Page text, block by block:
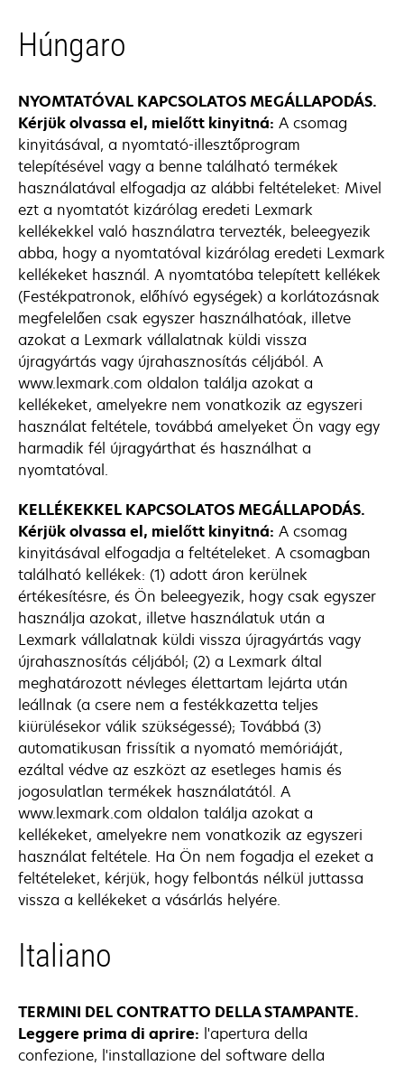
Húngaro
NYOMTATÓVAL KAPCSOLATOS MEGÁLLAPODÁS.
Kérjük olvassa el, mielőtt kinyitná: A csomag
kinyitásával, a nyomtató-illesztőprogram
telepítésével vagy a benne található termékek
használatával elfogadja az alábbi feltételeket: Mivel
ezt a nyomtatót kizárólag eredeti Lexmark
kellékekkel való használatra tervezték, beleegyezik
abba, hogy a nyomtatóval kizárólag eredeti Lexmark
kellékeket használ. A nyomtatóba telepített kellékek
(Festékpatronok, előhívó egységek) a korlátozásnak
megfelelően csak egyszer használhatóak, illetve
azokat a Lexmark vállalatnak küldi vissza
újragyártás vagy újrahasznosítás céljából. A
www.lexmark.com oldalon találja azokat a
kellékeket, amelyekre nem vonatkozik az egyszeri
használat feltétele, továbbá amelyeket Ön vagy egy
harmadik fél újragyárthat és használhat a
nyomtatóval.
KELLÉKEKKEL KAPCSOLATOS MEGÁLLAPODÁS.
Kérjük olvassa el, mielőtt kinyitná: A csomag
kinyitásával elfogadja a feltételeket. A csomagban
található kellékek: (1) adott áron kerülnek
értékesítésre, és Ön beleegyezik, hogy csak egyszer
használja azokat, illetve használatuk után a
Lexmark vállalatnak küldi vissza újragyártás vagy
újrahasznosítás céljából; (2) a Lexmark által
meghatározott névleges élettartam lejárta után
leállnak (a csere nem a festékkazetta teljes
kiürülésekor válik szükségessé); Továbbá (3)
automatikusan frissítik a nyomató memóriáját,
ezáltal védve az eszközt az esetleges hamis és
jogosulatlan termékek használatától. A
www.lexmark.com oldalon találja azokat a
kellékeket, amelyekre nem vonatkozik az egyszeri
használat feltétele. Ha Ön nem fogadja el ezeket a
feltételeket, kérjük, hogy felbontás nélkül juttassa
vissza a kellékeket a vásárlás helyére.
Italiano
TERMINI DEL CONTRATTO DELLA STAMPANTE.
Leggere prima di aprire: l'apertura della
confezione, l'installazione del software della